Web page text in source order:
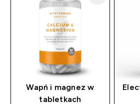
Wapń i magnez w
tabletkach